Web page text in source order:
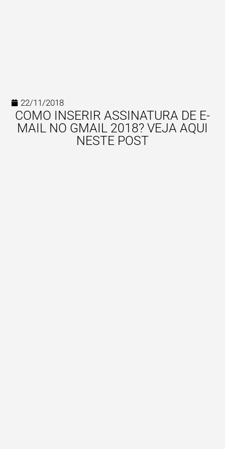
22/11/2018
COMO INSERIR ASSINATURA DE E-
MAIL NO GMAIL 2018? VEJA AQUI
NESTE POST